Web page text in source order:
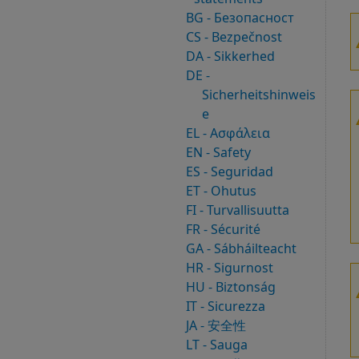
BG - Безопасност
CS - Bezpečnost
DA - Sikkerhed
DE -
Sicherheitshinweis
e
EL - Ασφάλεια
EN - Safety
ES - Seguridad
ET - Ohutus
FI - Turvallisuutta
FR - Sécurité
GA - Sábháilteacht
HR - Sigurnost
HU - Biztonság
IT - Sicurezza
JA - 安全性
LT - Sauga